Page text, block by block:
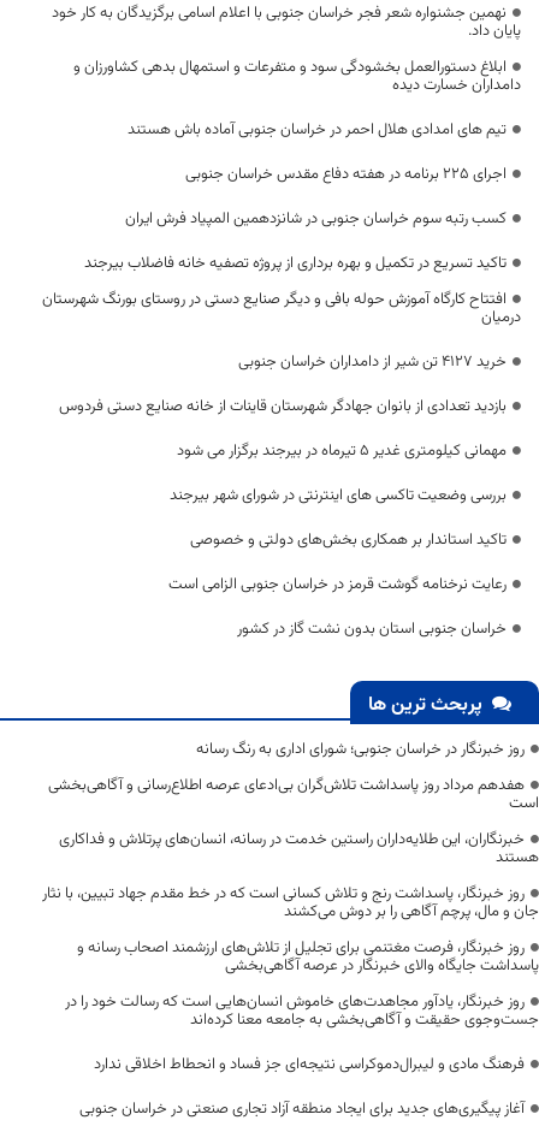
نهمین جشنواره شعر فجر خراسان جنوبی با اعلام اسامی برگزیدگان به کار خود
پایان داد.
ابلاغ دستورالعمل بخشودگی سود و متفرعات و استمهال بدهی کشاورزان و
دامداران خسارت دیده
تیم های امدادی هلال احمر در خراسان جنوبی آماده باش هستند
اجرای ۲۲۵ برنامه در هفته دفاع مقدس خراسان جنوبی
کسب رتبه سوم خراسان جنوبی در شانزدهمین المپیاد فرش ایران
تاکید تسریع در تکمیل و بهره برداری از پروژه تصفیه خانه فاضلاب بیرجند
افتتاح کارگاه آموزش حوله بافی و دیگر صنایع دستی در روستای بورنگ شهرستان
درمیان
خرید 4127 تن شیر از دامداران خراسان جنوبی
بازدید تعدادی از بانوان جهادگر شهرستان قاینات از خانه صنایع دستی فردوس
مهمانی کیلومتری غدیر 5 تیرماه در بیرجند برگزار می شود
بررسی وضعیت تاکسی های اینترنتی در شورای شهر بیرجند
تاکید استاندار بر همکاری بخش‌های دولتی و خصوصی
رعایت نرخنامه گوشت قرمز در خراسان جنوبی الزامی است
خراسان جنوبی استان بدون نشت گاز در کشور
پربحث ترین ها
روز خبرنگار در خراسان جنوبی؛ شورای اداری به رنگ رسانه
هفدهم مرداد روز پاسداشت تلاش‌گران بی‌ادعای عرصه اطلاع‌رسانی و آگاهی‌بخشی
است
خبرنگاران، این طلایه‌داران راستین خدمت در رسانه، انسان‌های پرتلاش و فداکاری
هستند
روز خبرنگار، پاسداشت رنج و تلاش کسانی است که در خط مقدم جهاد تبیین، با نثار
جان و مال، پرچم آگاهی را بر دوش می‌کشند
روز خبرنگار، فرصت مغتنمی برای تجلیل از تلاش‌های ارزشمند اصحاب رسانه و
پاسداشت جایگاه والای خبرنگار در عرصه آگاهی‌بخشی
روز خبرنگار، یادآور مجاهدت‌های خاموش انسان‌هایی است که رسالت خود را در
جست‌وجوی حقیقت و آگاهی‌بخشی به جامعه معنا کرده‌اند
فرهنگ مادی و لیبرال‌دموکراسی نتیجه‌ای جز فساد و انحطاط اخلاقی ندارد
آغاز پیگیری‌های جدید برای ایجاد منطقه آزاد تجاری صنعتی در خراسان جنوبی